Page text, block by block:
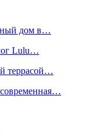
дом в…
Lulu…
террасой…